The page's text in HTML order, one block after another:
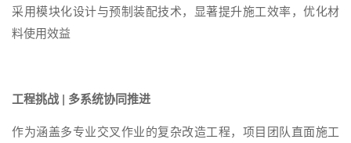
采用模块化设计与预制装配技术，显著提升施工效率，优化材
料使用效益
工程挑战 | 多系统协同推进
作为涵盖多专业交叉作业的复杂改造工程，项目团队直面施工